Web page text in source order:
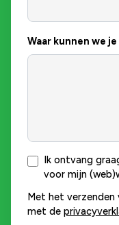
Waar kunnen we
Ik ontvang
voor mijn
Met het verzenden
met de